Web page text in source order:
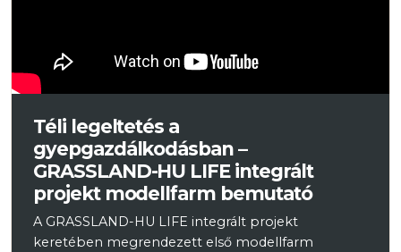
Téli legeltetés a
gyepgazdálkodásban –
GRASSLAND-HU LIFE integrált
projekt modellfarm bemutató
A GRASSLAND-HU LIFE integrált projekt
keretében megrendezett első modellfarm